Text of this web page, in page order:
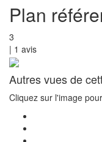
Plan
3
| 1 avis
Autres vues de
Cliquez sur l'image